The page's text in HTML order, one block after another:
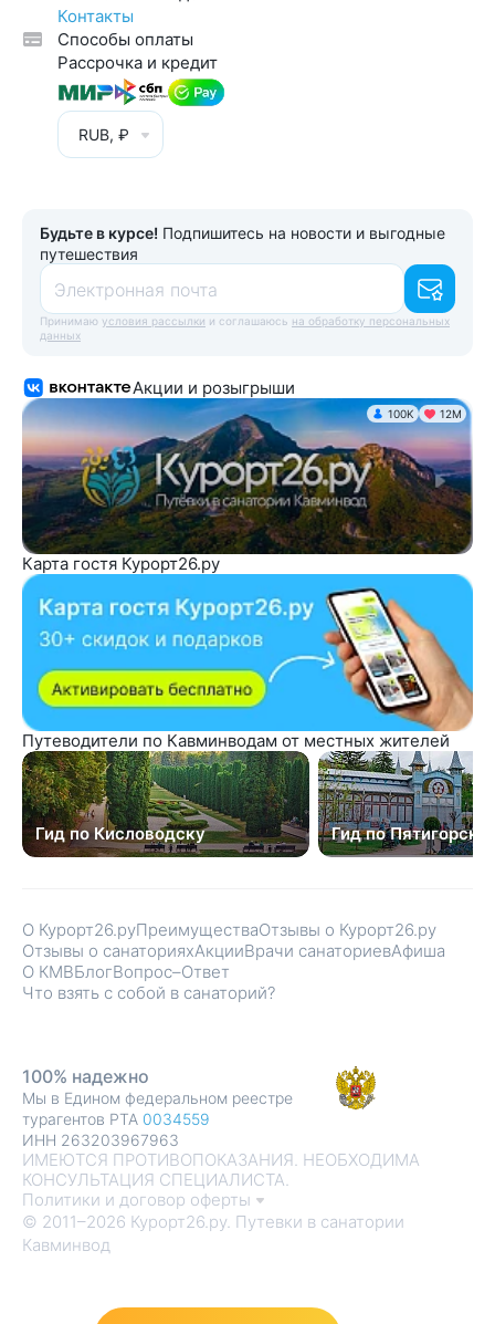
Контакты
Способы оплаты
Рассрочка и кредит
RUB, ₽
Будьте в курсе! Подпишитесь на новости и выгодные
путешествия
Электронная почта
Принимаю условия рассылки и соглашаюсь на обработку персональных
данных
Акции и розыгрыши
100K 12М
Карта гостя Курорт26.ру
Путеводители по Кавминводам от местных жителей
Гид по Кисловодску Гид по Пятигорску
О Курорт26.руПреимуществаОтзывы о Курорт26.ру
Отзывы о санаторияхАкцииВрачи санаториевАфиша
О КМВБлогВопрос–Ответ
Что взять с собой в санаторий?
ИМЕЮТСЯ ПРОТИВОПОКАЗАНИЯ. НЕОБХОДИМА
КОНСУЛЬТАЦИЯ СПЕЦИАЛИСТА.
Политики и договор оферты
© 2011–2026 Курорт26.ру. Путевки в санатории
Кавминвод
100% надежно
Мы в Едином федеральном реестре
турагентов РТА 0034559
ИНН 263203967963